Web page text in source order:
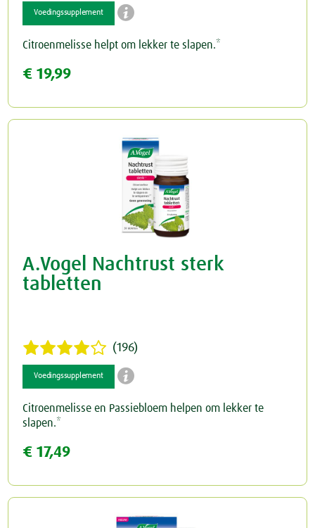
Voedingssupplement 
Citroenmelisse helpt om lekker te slapen.*
€ 19,99
A.Vogel Nachtrust sterk
tabletten
(196)
Voedingssupplement 
Citroenmelisse en Passiebloem helpen om lekker te
slapen.*
€ 17,49